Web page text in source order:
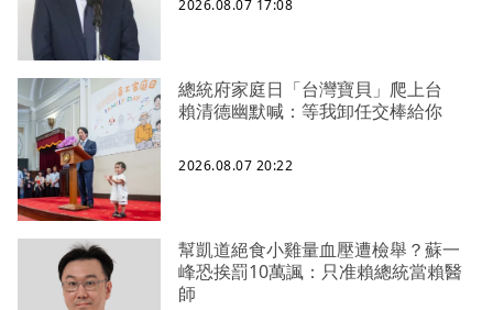
2026.08.07 17:08
總統府家庭日「台灣寶貝」爬上台
賴清德幽默喊：等我卸任交棒給你
2026.08.07 20:22
幫凱道絕食小雞量血壓遭檢舉？蘇一
峰恐挨罰10萬諷：只准賴總統當賴醫
師